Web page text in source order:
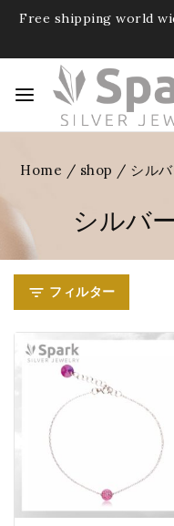
Free shipping world
Home / shop / シル
シルバ
フィルター